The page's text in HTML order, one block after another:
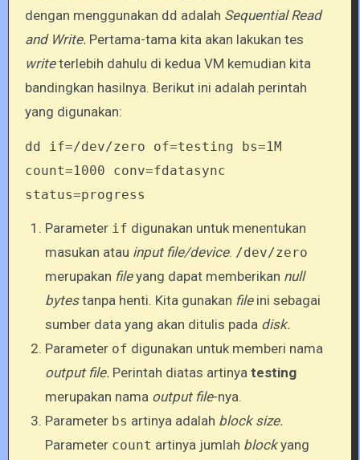
dengan menggunakan dd adalah Sequential Read
and Write. Pertama-tama kita akan lakukan tes
writeterlebih dahulu di kedua VM kemudian kita
bandingkan hasilnya. Berikut ini adalah perintah
yang digunakan:
dd if=/dev/zero of=testing bs=1M
count=1000 conv=fdatasync
status=progress
Parameter if digunakan untuk menentukan
masukan atau input file/device. /dev/zero
merupakan fileyang dapat memberikan null
bytestanpa henti. Kita gunakan file ini sebagai
sumber data yang akan ditulis pada disk.
Parameter of digunakan untuk memberi nama
output file. Perintah diatas artinyatesting
merupakan nama output file-nya.
Parameter bs artinya adalah block size.
Parameter count artinya jumlah blockyang